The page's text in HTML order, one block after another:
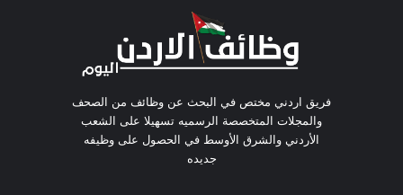
فريق اردني مختص في البحث عن وظائف من الصحف
والمجلات المتخصصة الرسميه تسهيلا على الشعب
الأردني والشرق الأوسط في الحصول على وظيفه
جديده